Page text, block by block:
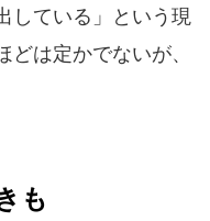
している」という現
は定かでないが、
も